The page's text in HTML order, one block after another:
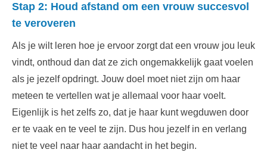
Stap 2: Houd afstand om een vrouw succesvol
te veroveren
Als je wilt leren hoe je ervoor zorgt dat een vrouw jou leuk
vindt, onthoud dan dat ze zich ongemakkelijk gaat voelen
als je jezelf opdringt. Jouw doel moet niet zijn om haar
meteen te vertellen wat je allemaal voor haar voelt.
Eigenlijk is het zelfs zo, dat je haar kunt wegduwen door
er te vaak en te veel te zijn. Dus hou jezelf in en verlang
niet te veel naar haar aandacht in het begin.